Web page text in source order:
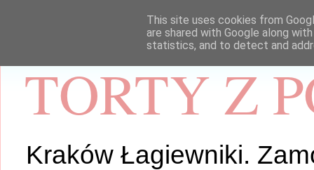
TORTY Z
Kraków Łagiewniki.
This site uses cookies from
are shared with Google along
statistics, and to detect and